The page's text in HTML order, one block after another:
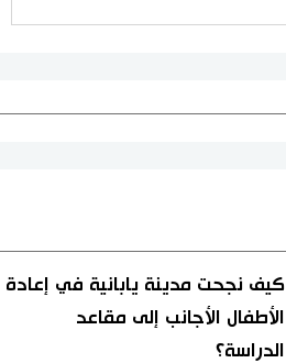
كيف نجحت مدينة يابانية في إعادة
الأطفال الأجانب إلى مقاعد
الدراسة؟